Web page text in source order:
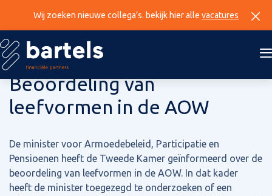
Wij zoeken nieuwe collega’s. bekijk hier alle vacatures
16 augustus 2023
Beoordeling van
leefvormen in de AOW
De minister voor Armoedebeleid, Participatie en
Pensioenen heeft de Tweede Kamer geïnformeerd over de
beoordeling van leefvormen in de AOW. In dat kader
heeft de minister toegezegd te onderzoeken of een